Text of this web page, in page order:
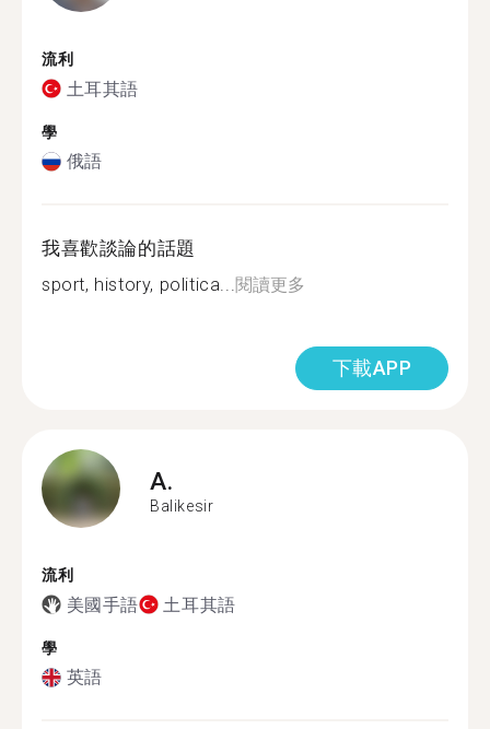
流利
土耳其語
學
俄語
我喜歡談論的話題
sport, history, politica...閱讀更多
下載APP
A.
Balikesir
流利
美國手語 土耳其語
學
英語